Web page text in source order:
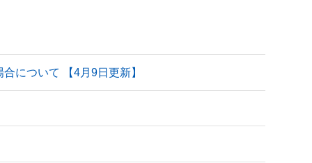
について 【4月9日更新】